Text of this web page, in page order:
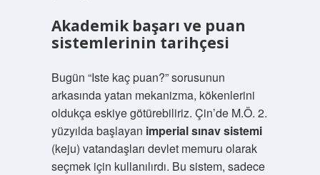
Akademik başarı ve puan
sistemlerinin tarihçesi
Bugün “Iste kaç puan?” sorusunun
arkasında yatan mekanizma, kökenlerini
oldukça eskiye götürebiliriz. Çin’de M.Ö. 2.
yüzyılda başlayan imperial sınav sistemi
(keju) vatandaşları devlet memuru olarak
seçmek için kullanılırdı. Bu sistem, sadece